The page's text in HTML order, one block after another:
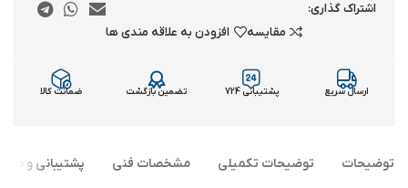
اشتراک گذاری:
مقایسه
افزودن به علاقه مندی ها
ارسال سریع پشتیبانی 724 تضمین بازگشت ضمانت کالا
توضیحات توضیحات تکمیلی مشخصات فنی پشتیبانی و